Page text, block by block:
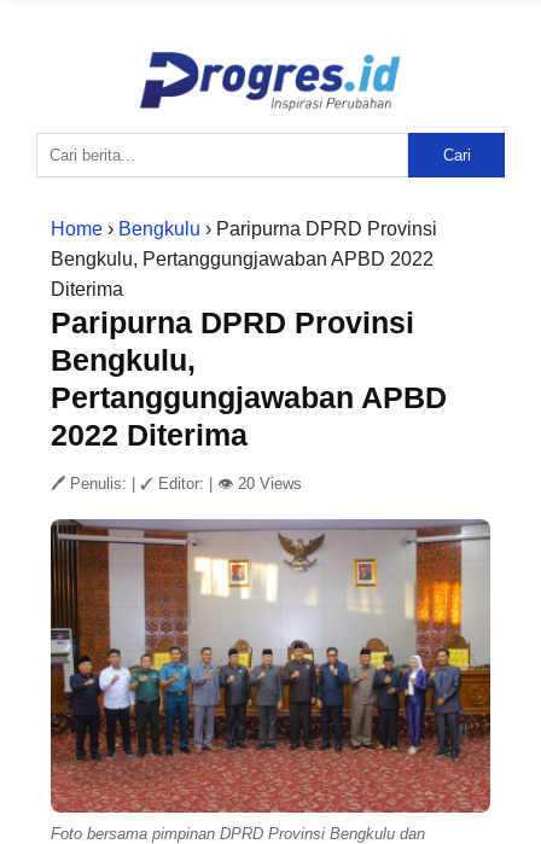
Cari
Home › Bengkulu › Paripurna DPRD Provinsi
Bengkulu, Pertanggungjawaban APBD 2022
Diterima
Paripurna DPRD Provinsi
Bengkulu,
Pertanggungjawaban APBD
2022 Diterima
🖊 Penulis: ✓ Editor: 👁 20 Views
Foto bersama pimpinan DPRD Provinsi Bengkulu dan